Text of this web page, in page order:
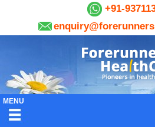
+91-
MENU